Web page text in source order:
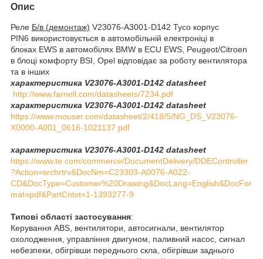
Опис
Реле Б/в (демонтаж) V23076-A3001-D142 Tyco корпус
PIN6 використовується в автомобільній електроніці в
блоках EWS в автомобілях BMW в ECU EWS, Peugeot/Citroen
в блоці комфорту BSI, Opel відповідає за роботу вентилятора
та в інших
характеристика V23076-A3001-D142 datasheet
http://www.farnell.com/datasheets/7234.pdf
характеристика V23076-A3001-D142 datasheet
https://www.mouser.com/datasheet/2/418/5/NG_DS_V23076-
X0000-A001_0616-1021137.pdf
характеристика V23076-A3001-D142 datasheet
https://www.te.com/commerce/DocumentDelivery/DDEController
?Action=srchrtrv&DocNm=C23303-A0076-A022-
CD&DocType=Customer%20Drawing&DocLang=English&DocFor
mat=pdf&PartCntxt=1-1393277-9
Типові області застосування:
Керування ABS, вентилятори, автосигнали, вентилятор
охолодження, управління двигуном, паливний насос, сигнал
небезпеки, обігрівши переднього скла, обігрівши заднього